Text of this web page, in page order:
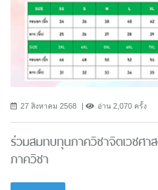
27 สิงหาคม 2568 อ่าน 2,070 ครั้ง
ร่วมสมทบทุนภาควิชาจิตเวชศา
ภาควิชา